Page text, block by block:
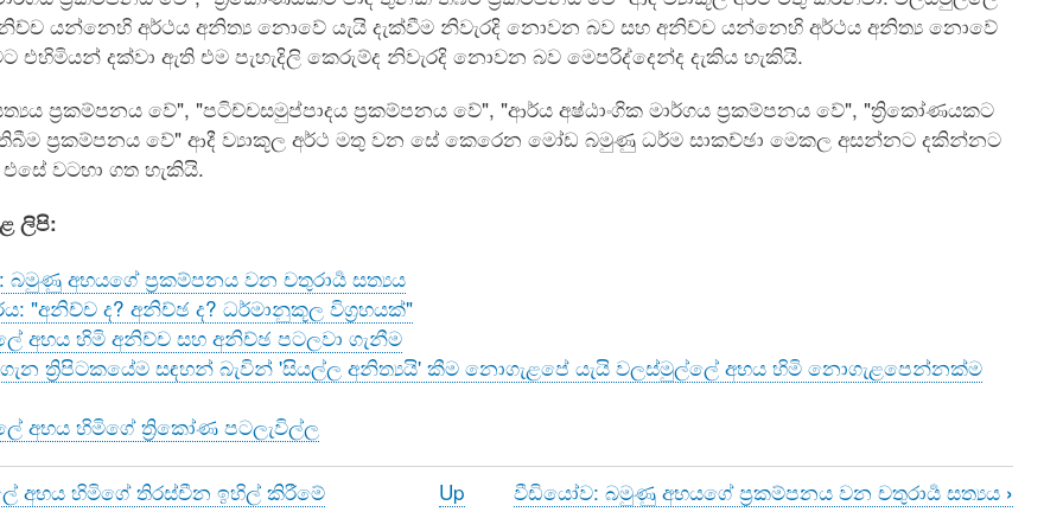
යන්නෙහි අර්ථය අනිත්‍ය නොවේ යැයි දැක්වීම නිවැරදි නොවන බව සහ අනිච්ච යන්නෙහි අර්ථය අනිත්‍ය නොවේ
එහිමියන් දක්වා ඇති එම පැහැදිලි කෙරුම්ද නිවැරදි නොවන බව මෙපරිද්දෙන්ද දැකිය හැකියි.
ප්‍රකම්පනය වේ", "පටිච්චසමුප්පාදය ප්‍රකම්පනය වේ", "ආර්ය අෂ්ඨාංගික මාර්ගය ප්‍රකම්පනය වේ", "ත්‍රිකෝණයකට
ප්‍රකම්පනය වේ" ආදී ව්‍යාකූල අර්ථ මතු වන සේ කෙරෙන මෝඩ බමුණු ධර්ම සාකච්ඡා මෙකල අසන්නට දකින්නට
වටහා ගත හැකියි.
ලිපි:
අභයගේ ප්‍රකම්පනය වන චතුරාර්‍ය සත්‍යය
"අනිච්ච ද? අනිච්ඡ ද? ධර්මානුකූල විග්‍රහයක්"
අභය හිමි අනිච්ච සහ අනිච්ඡ පටලවා ගැනීම
ත්‍රිපිටකයේම සඳහන් බැවින් 'සියල්ල අනිත්‍යයි' කීම නොගැළපේ යැයි වලස්මුල්ලේ අභය හිමි නොගැළපෙන්නක්ම
අභය හිමිගේ ත්‍රිකෝණ පටලැවිල්ල
අභය හිමිගේ තිරස්චීන ඉහිල් කිරීමේ
Up වීඩියෝව: බමුණු අභයගේ ප්‍රකම්පනය වන චතුරාර්‍ය සත්‍යය ›